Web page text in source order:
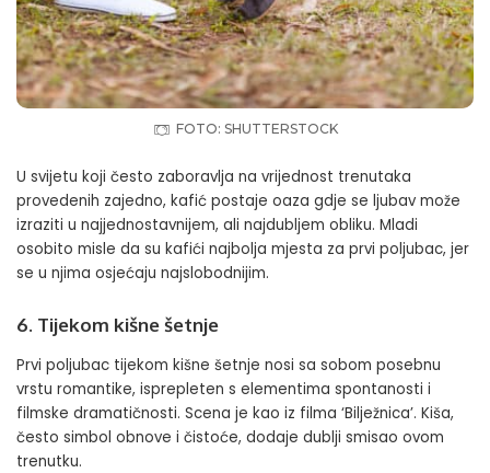
FOTO: SHUTTERSTOCK
U svijetu koji često zaboravlja na vrijednost trenutaka
provedenih zajedno, kafić postaje oaza gdje se ljubav može
izraziti u najjednostavnijem, ali najdubljem obliku. Mladi
osobito misle da su kafići najbolja mjesta za prvi poljubac, jer
se u njima osjećaju najslobodnijim.
6. Tijekom kišne šetnje
Prvi poljubac tijekom kišne šetnje nosi sa sobom posebnu
vrstu romantike, isprepleten s elementima spontanosti i
filmske dramatičnosti. Scena je kao iz filma ‘Bilježnica’. Kiša,
često simbol obnove i čistoće, dodaje dublji smisao ovom
trenutku.